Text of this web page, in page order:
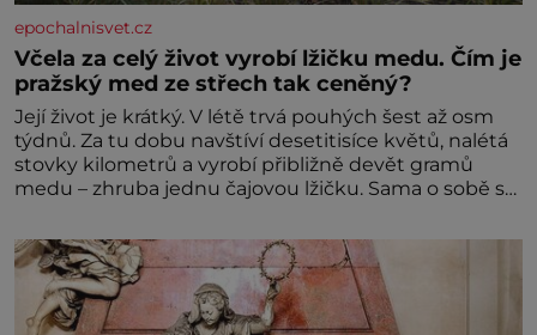
epochalnisvet.cz
Včela za celý život vyrobí lžičku medu. Čím je
pražský med ze střech tak ceněný?
Její život je krátký. V létě trvá pouhých šest až osm
týdnů. Za tu dobu navštíví desetitisíce květů, nalétá
stovky kilometrů a vyrobí přibližně devět gramů
medu – zhruba jednu čajovou lžičku. Sama o sobě se
dalšími desítkami tisíc příslušnic svého včelstva,
vznikne jeden z nejdokonalejších organismů